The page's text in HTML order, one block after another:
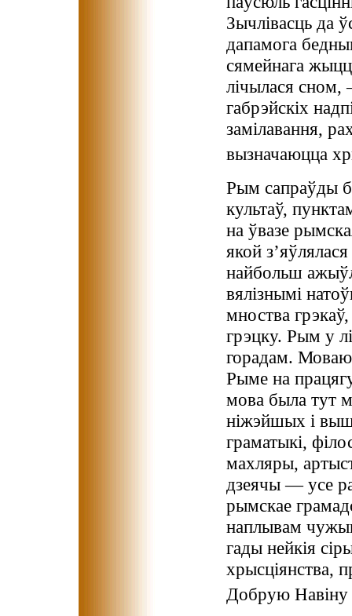
Зычлівасць да
дапамога
сямейнага
лічылася сном,
габрэйскіх
замілавання,
вызначаюцца
Рым сапраўды
культаў,
на ўвазе
якой
найбольш
вялізнымі
мноства грэкаў,
грэцку. Рым у
горадам. Моваю
Рыме на
мова была тут
ніжэйшых і
граматыкі,
махляры,
дзеячы — усе
рымскае
наплывам
гады нейкія
хрысціянства,
Добрую